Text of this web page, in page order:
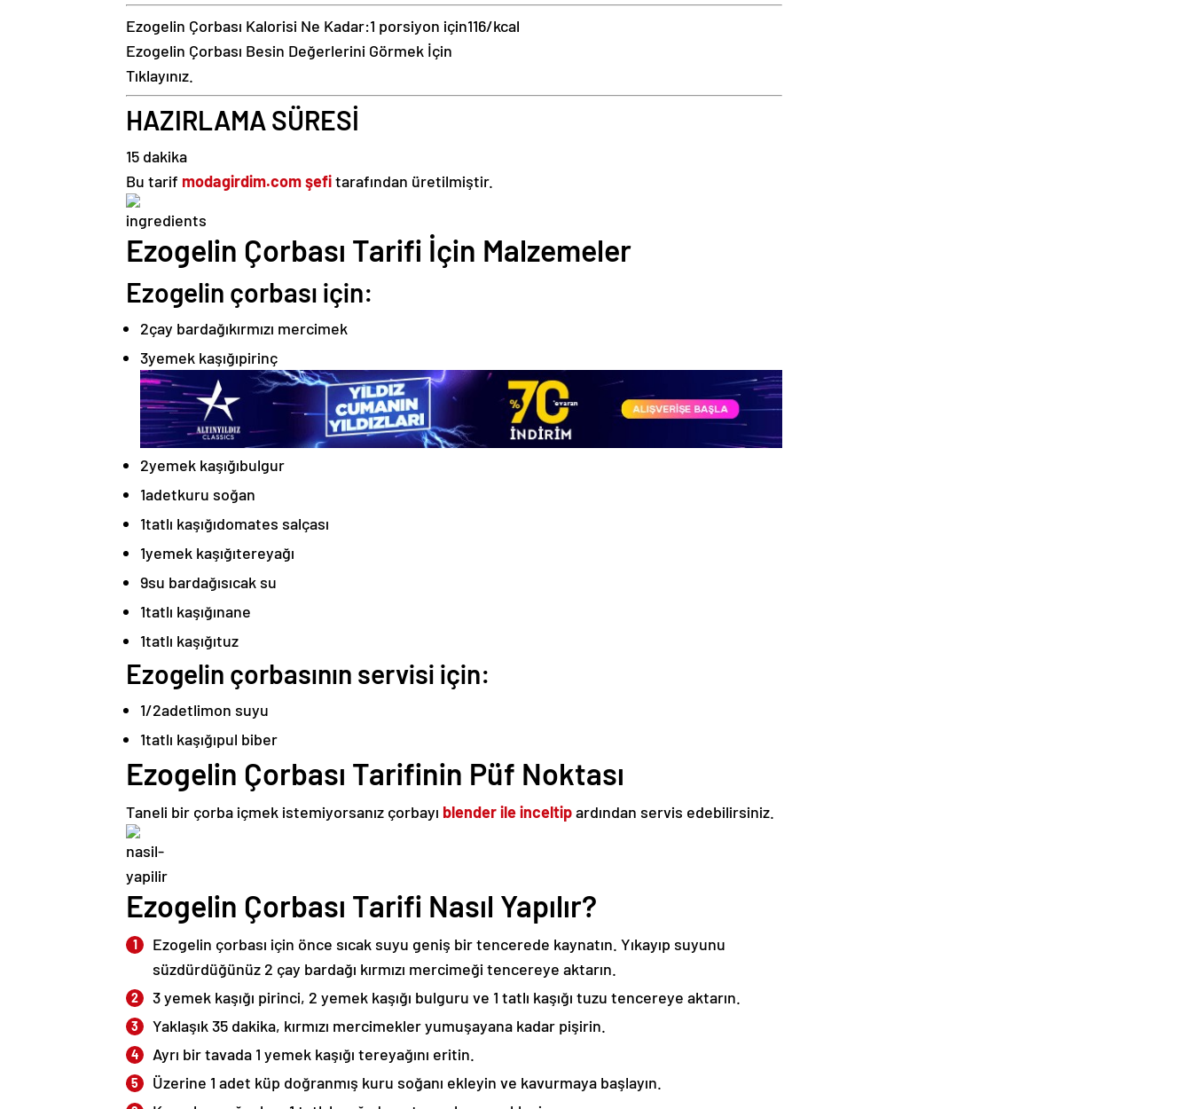
Ezogelin Çorbası Kalorisi Ne Kadar:1 porsiyon için116/kcal
Ezogelin Çorbası Besin Değerlerini Görmek İçin
Tıklayınız.
HAZIRLAMA SÜRESİ
15 dakika
Bu tarif modagirdim.com şefitarafından üretilmiştir.
Ezogelin Çorbası Tarifi İçin Malzemeler
Ezogelin çorbası için:
2çay bardağıkırmızı mercimek
3yemek kaşığıpirinç
2yemek kaşığıbulgur
1adetkuru soğan
1tatlı kaşığıdomates salçası
1yemek kaşığıtereyağı
9su bardağısıcak su
1tatlı kaşığınane
1tatlı kaşığıtuz
Ezogelin çorbasının servisi için:
1/2adetlimon suyu
1tatlı kaşığıpul biber
Ezogelin Çorbası Tarifinin Püf Noktası
Taneli bir çorba içmek istemiyorsanız çorbayı blender ile inceltipardından servis edebilirsiniz.
Ezogelin Çorbası Tarifi Nasıl Yapılır?
Ezogelin çorbası için önce sıcak suyu geniş bir tencerede kaynatın. Yıkayıp suyunu
süzdürdüğünüz 2 çay bardağı kırmızı mercimeği tencereye aktarın.
3 yemek kaşığı pirinci, 2 yemek kaşığı bulguru ve 1 tatlı kaşığı tuzu tencereye aktarın.
Yaklaşık 35 dakika, kırmızı mercimekler yumuşayana kadar pişirin.
Ayrı bir tavada 1 yemek kaşığı tereyağını eritin.
Üzerine 1 adet küp doğranmış kuru soğanı ekleyin ve kavurmaya başlayın.